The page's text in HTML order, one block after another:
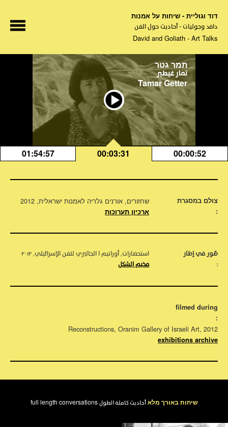
דוד וגוליית - שיחות על אמנות
دافد وجوليات - أحاديث حول الفن
David and Goliath - Art Talks
תמר גטר
تمار غيطير
Tamar Getter
01:54:57 00:03:31 00:00:52
צולם במסגרת
:
שחזורים, אורנים גלריה לאמנות ישראלית, 2012
ארכיון תערוכות
صّور في إطار
:
استحضارات, أورانيم ا الجاليري للفن الإسرائيلي, ٢٠١٢
مخيم الشكل
filmed during
:
Reconstructions, Oranim Gallery of Israeli Art, 2012
exhibitions archive
שיחות באורך מלא أحاديث كاملة الطول full length conversations